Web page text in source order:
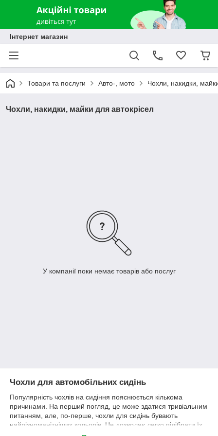
Інтернет магазин
Товари та послуги Авто-, мото Чохли, накидки,
Чохли, накидки, майки для автокрісел
У компанії поки немає товарів або послуг
Чохли для автомобільних сидінь
Популярність чохлів на сидіння пояснюється кількома
причинами. На перший погляд, це може здатися тривіальним
питанням, але, по-перше, чохли для сидінь бувають
найрізноманітніших кольорів. Це дозволяє легко підібрати їх
до інтер'єру автомобіля. Крім того, вони захищають салон від